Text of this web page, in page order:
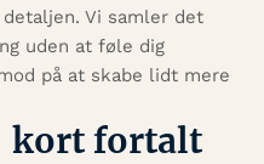
Vi samler det
uden at føle dig
på at skabe lidt mere
kort fortalt